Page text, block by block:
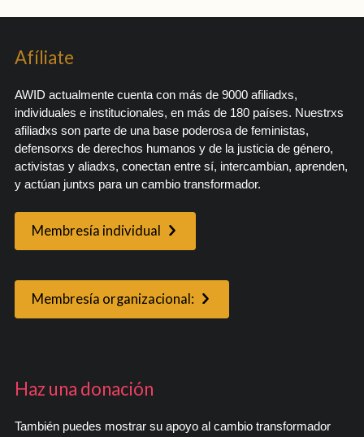
Afíliate
AWID actualmente cuenta con más de 9000 afiliadxs,
individuales e institucionales, en más de 180 países. Nuestrxs
afiliadxs son parte de una base poderosa de feministas,
defensorxs de derechos humanos y de la justicia de género,
activistas y aliadxs, conectan entre sí, intercambian, aprenden,
y actúan juntxs para un cambio transformador.
Membresía individual
Membresía organizacional:
Haz una donación
También puedes mostrar su apoyo al cambio transformador